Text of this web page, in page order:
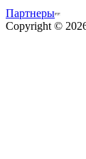
Партнеры
Copyright ©